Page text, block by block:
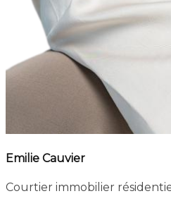
Emilie Cauvier
Courtier immobilier